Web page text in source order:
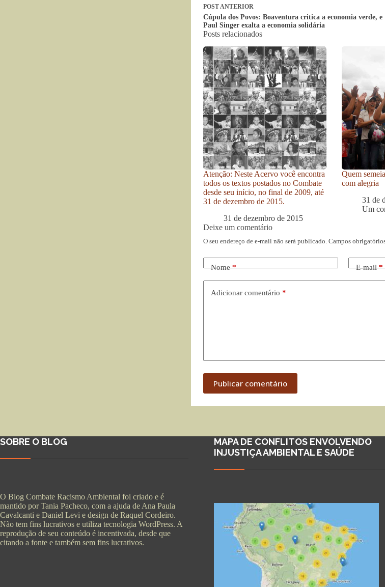
POSTANTERIOR
Cúpula dos Povos: Boaventura critica a economia verde, e
Paul Singer exalta a economia solidária
Posts relacionados
Atenção: Neste Acervo você encontra
todos os textos postados no Combate
desde seu início, no final de 2009, até
31 de dezembro de 2015.
31 de dezembro de 2015
Quem
com alegria
31 de
Um
Deixe um comentário
O seu endereço de e-mail não será publicado. Campos
Nome* E-mail*
Adicionar comentário *
Publicar comentário
SOBRE O BLOG
O Blog Combate Racismo Ambiental foi criado e é
mantido por Tania Pacheco, com a ajuda de Ana Paula
Cavalcanti e Daniel Levi e design de Raquel Cordeiro.
Não tem fins lucrativos e utiliza tecnologia WordPress. A
reprodução de seu conteúdo é incentivada, desde que
citando a fonte e também sem fins lucrativos.
MAPA DE CONFLITOS ENVOLVENDO
INJUSTIÇA AMBIENTAL E SAÚDE